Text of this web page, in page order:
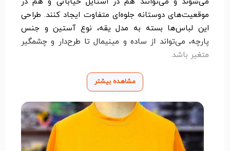
موقعیت‌های دوستانه جلوه‌ای متفاوت ایجاد کنند. طراحی
این لباس‌ها بسته به مدل یقه، نوع آستین و جنس
پارچه، می‌تواند از ساده و مینیمال تا طرح‌دار و چشمگیر
متغیر باشد.
از جنس‌های رایج کراپ می‌توان به نخ، ریون، پنبه و
پلی‌استر اشاره کرد که هر کدام بسته به موقعیت
استفاده، راحتی و ظاهر خاص خود را دارند. کراپ زنانه،
نمادی از اعتماد به نفس، آزادی در انتخاب سبک پوشش و
سلیقه مدرن است. با انتخاب مناسب آن، می‌توان
استایلی جسورانه و در عین حال شیک ساخت که توجه‌ها
مشاهده بیشتر